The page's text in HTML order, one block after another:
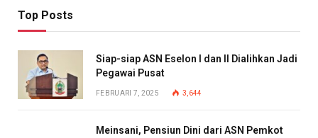
Top Posts
Siap-siap ASN Eselon I dan II Dialihkan Jadi
Pegawai Pusat
FEBRUARI 7, 2025 3,644
Meinsani, Pensiun Dini dari ASN Pemkot